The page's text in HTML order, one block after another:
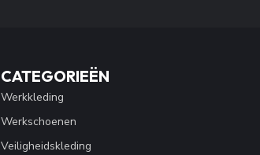
CATEGORIEËN
Werkkleding
Werkschoenen
Veiligheidskleding